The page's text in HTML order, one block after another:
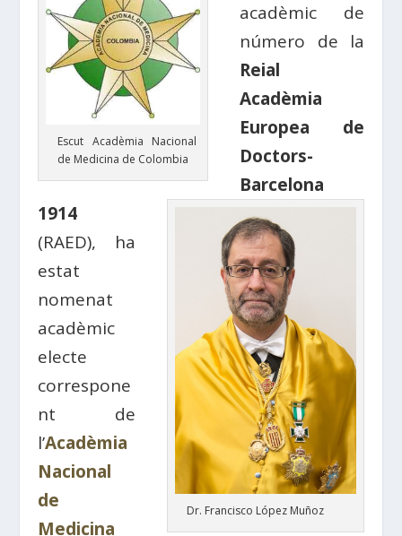
Escut Acadèmia Nacional
de Medicina de Colombia
Dr. Francisco López Muñoz
acadèmic de
número de la
Reial
Acadèmia
Europea de
Doctors-
Barcelona
1914
(RAED), ha
estat
nomenat
acadèmic
electe
correspone
nt de
l’Acadèmia
Nacional
de
Medicina